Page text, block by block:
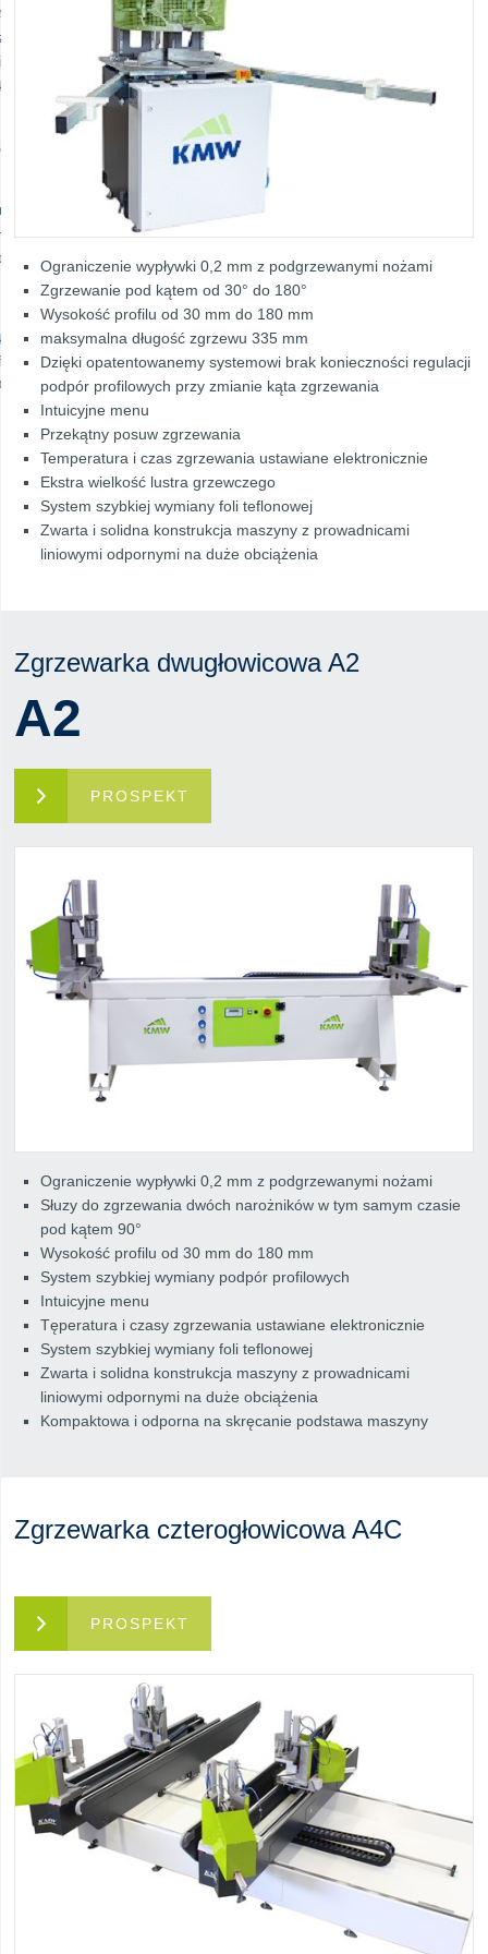
technika cięcia
do klejenia
montażu
narzędzi
wydawcy
Ograniczenie wypływki 0,2 mm z podgrzewanymi nożami
Zgrzewanie pod kątem od 30° do 180°
Wysokość profilu od 30 mm do 180 mm
maksymalna długość zgrzewu 335 mm
Dzięki opatentowanemy systemowi brak konieczności regulacji
podpór profilowych przy zmianie kąta zgrzewania
Intuicyjne menu
Przekątny posuw zgrzewania
Temperatura i czas zgrzewania ustawiane elektronicznie
Ekstra wielkość lustra grzewczego
System szybkiej wymiany foli teflonowej
Zwarta i solidna konstrukcja maszyny z prowadnicami
liniowymi odpornymi na duże obciążenia
Zgrzewarka dwugłowicowa A2
A2
PROSPEKT
Ograniczenie wypływki 0,2 mm z podgrzewanymi nożami
Słuzy do zgrzewania dwóch narożników w tym samym czasie
pod kątem 90°
Wysokość profilu od 30 mm do 180 mm
System szybkiej wymiany podpór profilowych
Intuicyjne menu
Tęperatura i czasy zgrzewania ustawiane elektronicznie
System szybkiej wymiany foli teflonowej
Zwarta i solidna konstrukcja maszyny z prowadnicami
liniowymi odpornymi na duże obciążenia
Kompaktowa i odporna na skręcanie podstawa maszyny
Zgrzewarka czterogłowicowa A4C
PROSPEKT